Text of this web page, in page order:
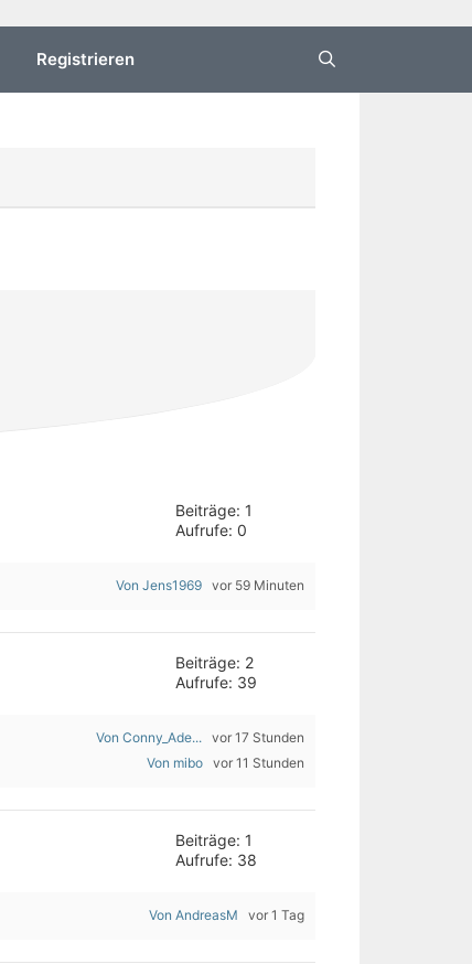
Registrieren
Beiträge: 1
Aufrufe: 0
Von Jens1969 vor 59 Minuten
Beiträge: 2
Aufrufe: 39
Von Conny_Ade... vor 17 Stunden
Von mibo vor 11 Stunden
Beiträge: 1
Aufrufe: 38
Von AndreasM vor 1 Tag